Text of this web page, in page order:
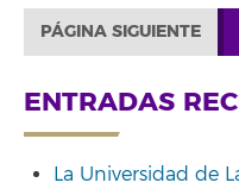
PÁGINA SIGUIENTE
ENTRADAS
La Universidad de